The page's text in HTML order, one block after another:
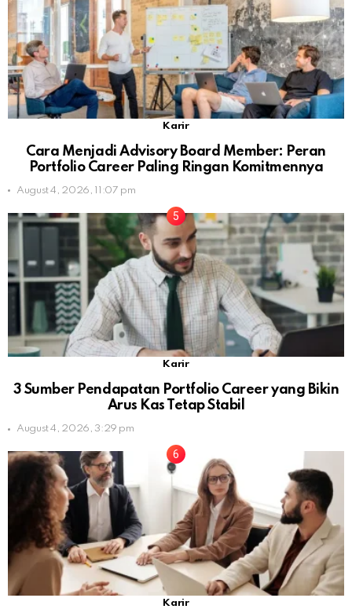
Karir
Cara Menjadi Advisory Board Member: Peran
Portfolio Career Paling Ringan Komitmennya
August 4, 2026, 11:07 pm
Karir
3 Sumber Pendapatan Portfolio Career yang Bikin
Arus Kas Tetap Stabil
August 4, 2026, 3:29 pm
Karir